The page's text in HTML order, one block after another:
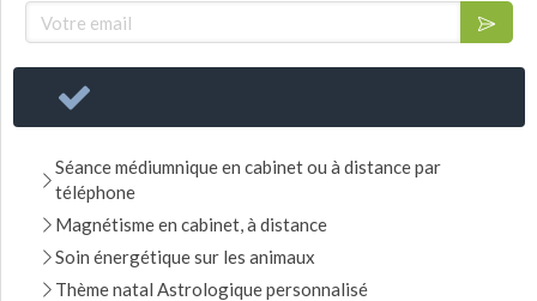
Votre email
Séance médiumnique en cabinet ou à distance par
téléphone
Magnétisme en cabinet, à distance
Soin énergétique sur les animaux
Thème natal Astrologique personnalisé